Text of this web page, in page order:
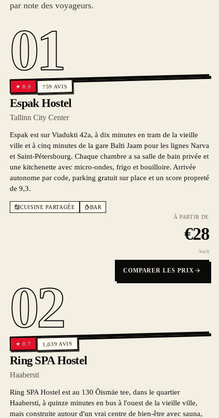
par note des voyageurs.
01
★8.9 759 AVIS
Espak Hostel
Tallinn City Center
Espak est sur Viadukti 42a, à dix minutes en tram de la vieille
ville et à cinq minutes de la gare Balti Jaam pour les lignes Narva
et Saint-Pétersbourg. Chaque chambre a sa salle de bain privée et
une kitchenette avec micro-ondes, frigo et bouilloire. Arrivée
autonome par code, parking gratuit sur place et un score propreté
de 9,3.
CUISINE PARTAGÉE
BAR
À PARTIR DE
€28
/nuit
COMPARER LES PRIX
02
★8.7 1,039 AVIS
Ring SPA Hostel
Haabersti
Ring SPA Hostel est au 130 Õismäe tee, dans le quartier
Haabersti, à quinze minutes en bus à l'ouest de la vieille ville,
mais construite autour d'un vrai centre de bien-être avec sauna,